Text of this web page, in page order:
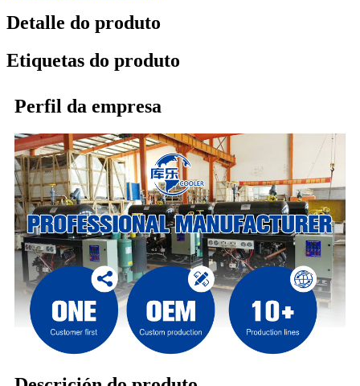
Detalle do produto
Etiquetas do produto
Perfil da empresa